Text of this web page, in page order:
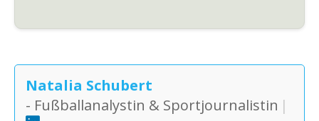
Natalia Schubert
- Fußballanalystin & Sportjournalistin |